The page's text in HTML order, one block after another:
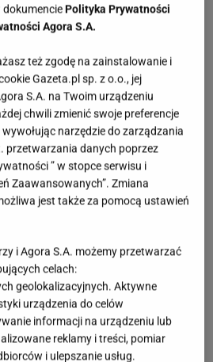
jest
postawiło na prostotę i
twistem
dokumenciePolityka Prywatności
Agora S.A.
też zgodę na zainstalowanie i
Gazeta.pl sp. z o.o., jej
S.A. na Twoim urządzeniu
chwili zmienić swoje preferencje
narzędzie do zarządzania
przetwarzania danych poprzez
” w stopce serwisu i
Zaawansowanych”. Zmiana
jest także za pomocą ustawień
i Agora S.A. możemy przetwarzać
celach:
geolokalizacyjnych. Aktywne
urządzenia do celów
informacji na urządzeniu lub
reklamy i treści, pomiar
i ulepszanie usług.